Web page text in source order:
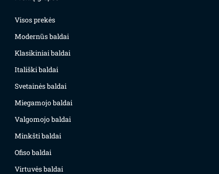
Visos prekės
Modernūs baldai
Klasikiniai baldai
Itališki baldai
Svetainės baldai
Miegamojo baldai
Valgomojo baldai
Minkšti baldai
Ofiso baldai
Virtuvės baldai